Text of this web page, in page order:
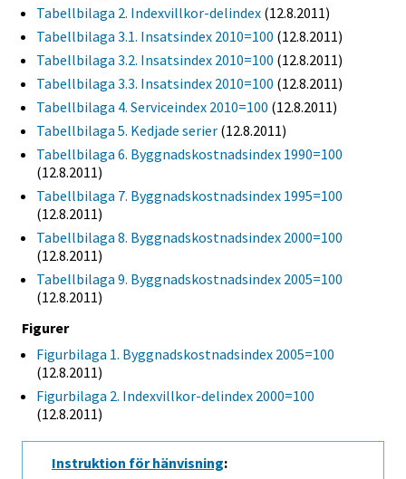
Tabellbilaga 2. Indexvillkor-delindex (12.8.2011)
Tabellbilaga 3.1. Insatsindex 2010=100 (12.8.2011)
Tabellbilaga 3.2. Insatsindex 2010=100 (12.8.2011)
Tabellbilaga 3.3. Insatsindex 2010=100 (12.8.2011)
Tabellbilaga 4. Serviceindex 2010=100 (12.8.2011)
Tabellbilaga 5. Kedjade serier (12.8.2011)
Tabellbilaga 6. Byggnadskostnadsindex 1990=100
(12.8.2011)
Tabellbilaga 7. Byggnadskostnadsindex 1995=100
(12.8.2011)
Tabellbilaga 8. Byggnadskostnadsindex 2000=100
(12.8.2011)
Tabellbilaga 9. Byggnadskostnadsindex 2005=100
(12.8.2011)
Figurer
Figurbilaga 1. Byggnadskostnadsindex 2005=100
(12.8.2011)
Figurbilaga 2. Indexvillkor-delindex 2000=100
(12.8.2011)
Instruktion för hänvisning: